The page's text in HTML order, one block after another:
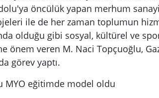
öncülük yapan merhum
ile de her zaman toplumun
olduğu gibi sosyal, kültürel ve
önem veren M. Naci Topçuoğlu,
görev yaptı.
MYO eğitimde model oldu